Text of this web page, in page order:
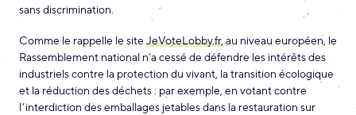
sans discrimination.
Comme le rappelle le site JeVoteLobby.fr, au niveau européen, le
Rassemblement national n’a cessé de défendre les intérêts des
industriels contre la protection du vivant, la transition écologique
et la réduction des déchets : par exemple, en votant contre
l’interdiction des emballages jetables dans la restauration sur